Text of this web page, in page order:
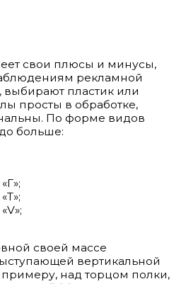
свои плюсы и минусы,
рекламной
пластик или
просты в обработке,
По форме видов
больше:
своей массе
вертикальной
над торцом полки,